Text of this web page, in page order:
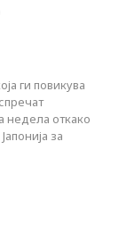
ги повикува
недела откако
за